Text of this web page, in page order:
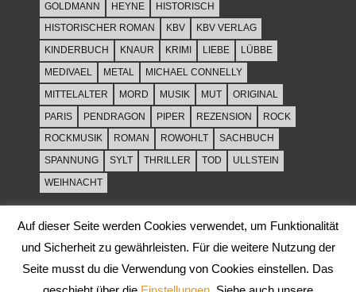
GOLDMANN
HEYNE
HISTORISCH
HISTORISCHER ROMAN
KBV
KBV VERLAG
KINDERBUCH
KNAUR KRIMI LIEBE
LÜBBE
MEDIVAEL
METAL
MICHAEL CONNELLY
MITTELALTER
MORD MUSIK MUT
ORIGINAL
PARIS
PENDRAGON PIPER REZENSION
ROCK
ROCKMUSIK
ROMAN ROWOHLT
SACHBUCH
SPANNUNG
SYLT THRILLER TOD
ULLSTEIN
WEIHNACHT
Auf dieser Seite werden Cookies verwendet, um Funktionalität
und Sicherheit zu gewährleisten. Für die weitere Nutzung der
Seite musst du die Verwendung von Cookies einstellen. Das